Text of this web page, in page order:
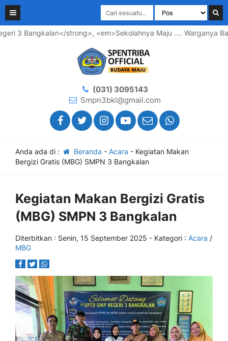
strong>, <em>Sekolahnya Maju .... Warganya Bahagia ...</
(031) 3095143
Smpn3bkl@gmail.com
Anda ada di : Beranda - Acara - Kegiatan Makan
Bergizi Gratis (MBG) SMPN 3 Bangkalan
Kegiatan Makan Bergizi Gratis
(MBG) SMPN 3 Bangkalan
Diterbitkan : Senin, 15 September 2025 - Kategori : Acara /
MBG